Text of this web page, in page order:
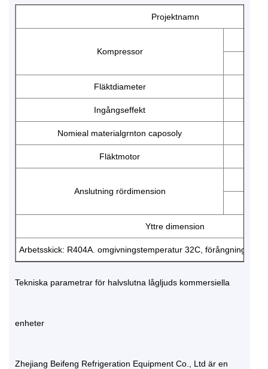
Projektnamn
Kompressor
Fläktdiameter
Ingångseffekt
Nomieal materialgrnton caposoly
Fläktmotor
Anslutning rördimension
Yttre dimension
Arbetsskick: R404A. omgivningstemperatur 32C,
Tekniska parametrar för halvslutna lågljuds kommersiella
enheter
Zhejiang Beifeng Refrigeration Equipment Co., Ltd är en